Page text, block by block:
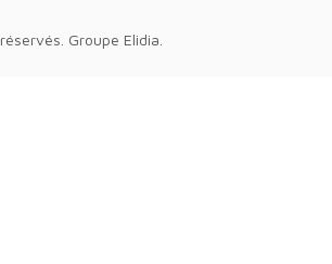
Groupe Elidia